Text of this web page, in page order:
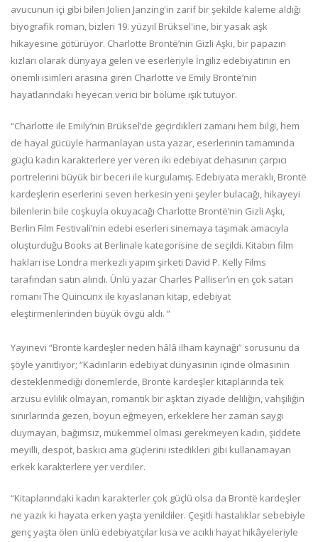
avucunun içi gibi bilen Jolien Janzing'in zarif bir şekilde kaleme aldığı
biyografik roman, bizleri 19. yüzyıl Brüksel'ine, bir yasak aşk
hikayesine götürüyor. Charlotte Brontë’nin Gizli Aşkı, bir papazın
kızları olarak dünyaya gelen ve eserleriyle İngiliz edebiyatının en
önemli isimleri arasına giren Charlotte ve Emily Brontë’nin
hayatlarındaki heyecan verici bir bölüme ışık tutuyor.
“Charlotte ile Emily’nin Brüksel’de geçirdikleri zamanı hem bilgi, hem
de hayal gücüyle harmanlayan usta yazar, eserlerinin tamamında
güçlü kadın karakterlere yer veren iki edebiyat dehasının çarpıcı
portrelerini büyük bir beceri ile kurgulamış. Edebiyata meraklı, Brontë
kardeşlerin eserlerini seven herkesin yeni şeyler bulacağı, hikayeyi
bilenlerin bile coşkuyla okuyacağı Charlotte Brontë’nin Gizli Aşkı,
Berlin Film Festivali’nin edebi eserleri sinemaya taşımak amacıyla
oluşturduğu Books at Berlinale kategorisine de seçildi. Kitabın film
hakları ise Londra merkezli yapım şirketi David P. Kelly Films
tarafından satın alındı. Ünlü yazar Charles Palliser’in en çok satan
romanı The Quincunx ile kıyaslanan kitap, edebiyat
eleştirmenlerinden büyük övgü aldı. “
Yayınevi “Brontë kardeşler neden hâlâ ilham kaynağı” sorusunu da
şöyle yanıtlıyor; “Kadınların edebiyat dünyasının içinde olmasının
desteklenmediği dönemlerde, Brontë kardeşler kitaplarında tek
arzusu evlilik olmayan, romantik bir aşktan ziyade deliliğin, vahşiliğin
sınırlarında gezen, boyun eğmeyen, erkeklere her zaman saygı
duymayan, bağımsız, mükemmel olması gerekmeyen kadın, şiddete
meyilli, despot, baskıcı ama güçlerini istedikleri gibi kullanamayan
erkek karakterlere yer verdiler.
“Kitaplarındaki kadın karakterler çok güçlü olsa da Brontë kardeşler
ne yazık ki hayata erken yaşta yenildiler. Çeşitli hastalıklar sebebiyle
genç yaşta ölen ünlü edebiyatçılar kısa ve acıklı hayat hikâyeleriyle